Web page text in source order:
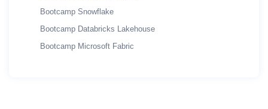
Bootcamp Snowflake
Bootcamp Databricks Lakehouse
Bootcamp Microsoft Fabric